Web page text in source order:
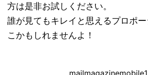
方は是非お試しください。
誰が見てもキレイと思えるプロポ
こかもしれませんよ！
mailmagazinemobile1